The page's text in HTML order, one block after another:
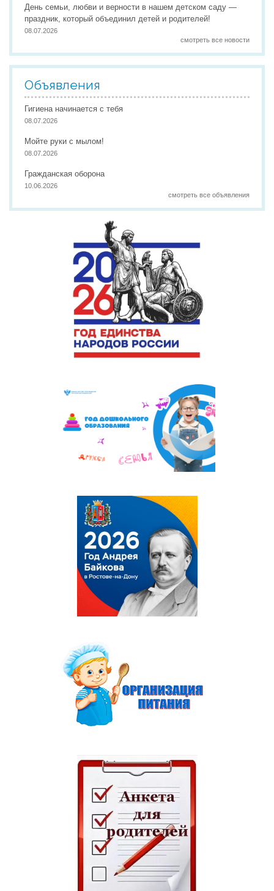
День семьи, любви и верности в нашем детском саду —
праздник, который объединил детей и родителей!
08.07.2026
смотреть все новости
Объявления
Гигиена начинается с тебя
08.07.2026
Мойте руки с мылом!
08.07.2026
Гражданская оборона
10.06.2026
смотреть все объявления